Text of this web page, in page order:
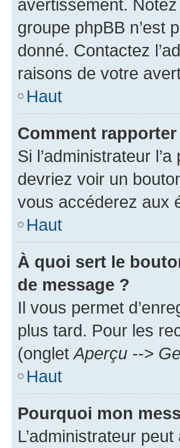
avertissement. Notez
groupe phpBB n’est
donné. Contactez
raisons de votre
Haut
Comment
Si l’administrateur
devriez voir un
vous accéderez aux
Haut
À quoi sert le
de message ?
Il vous permet
plus tard. Pour les
(onglet Aperçu -->
Haut
Pourquoi mon
L’administrateur